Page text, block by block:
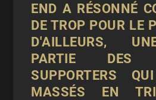
END A RÉSONNÉ
DE TROP POUR LE
D'AILLEURS,
PARTIE
SUPPORTERS
MASSÉS EN